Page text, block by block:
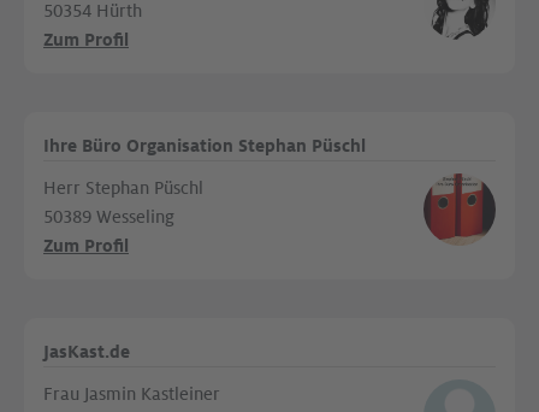
50354 Hürth
Zum Profil
Ihre Büro Organisation Stephan Püschl
Herr Stephan Püschl
50389 Wesseling
Zum Profil
JasKast.de
Frau Jasmin Kastleiner